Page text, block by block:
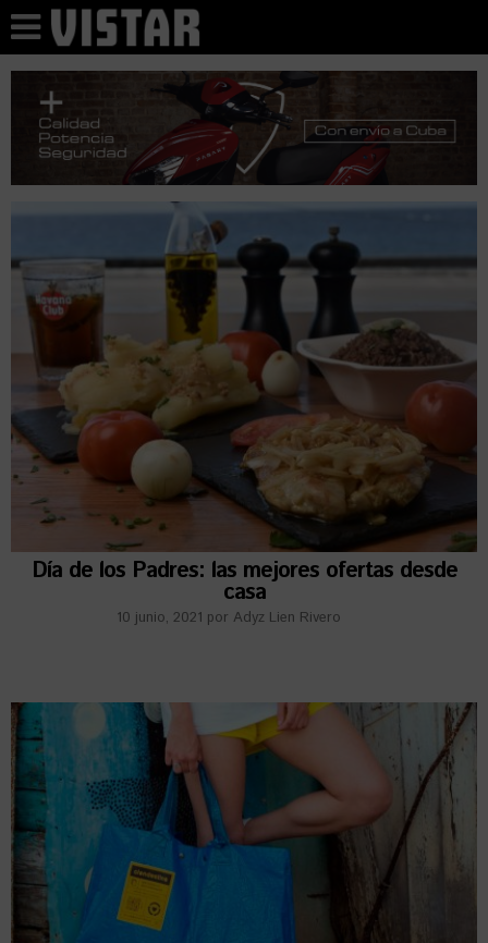
Día de los Padres: las mejores ofertas desde
casa
10 junio, 2021 por Adyz Lien Rivero